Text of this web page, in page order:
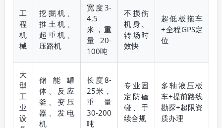
工
程
机
械
挖掘机、
推土机、
起重机、
压路机
宽度3-
4.5
米，重
量20-
100吨
不损伤
机身、
转场时
效快
超低板拖车
+全程GPS定
位
大
型
工
业
设
储能罐
体、反应
釜、变压
器、发电
机
长度8-
25米，
重量
30-200
吨
专业固
定防磕
碰、手
续合规
多轴液压板
车+提前路线
勘探+超限资
质办理